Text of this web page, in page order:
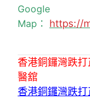
Google
Map： https://
香港銅鑼灣跌
醫舘
香港銅鑼灣跌